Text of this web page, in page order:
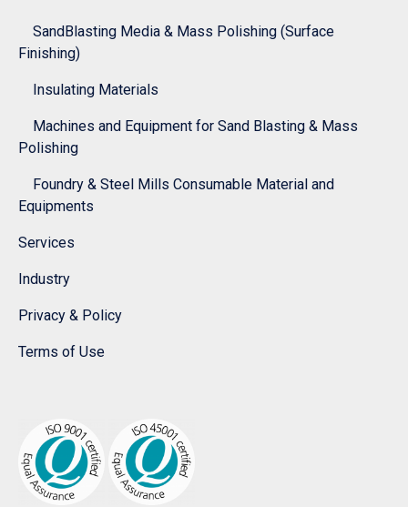
SandBlasting Media & Mass Polishing (Surface
Finishing)
Insulating Materials
Machines and Equipment for Sand Blasting & Mass
Polishing
Foundry & Steel Mills Consumable Material and
Equipments
Services
Industry
Privacy & Policy
Terms of Use